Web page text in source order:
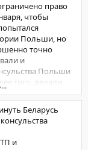
право
чтобы
Польши, но
точно
и
Польши
того, делали
на
ДТП два
Беларусь
и